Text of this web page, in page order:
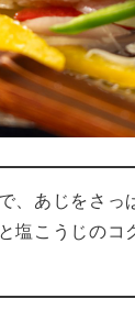
、あじをさっ
塩こうじのコ